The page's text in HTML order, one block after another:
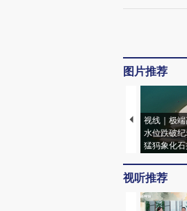
图片推荐
视线｜极
水位跌破
猛犸象化
视听推荐